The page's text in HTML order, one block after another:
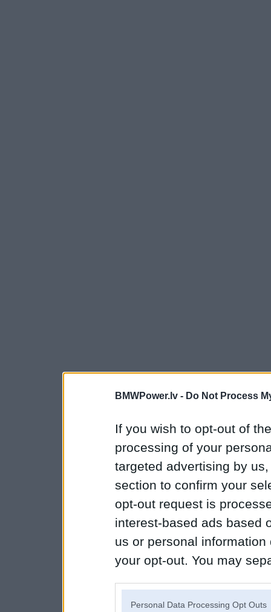
BMWPower.lv - Do Not Process
If you wish to opt-out of
processing of your
targeted advertising by
section to confirm your
opt-out request is
interest-based ads based
us or personal
your opt-out. You may
Personal Data Processing Opt Outs